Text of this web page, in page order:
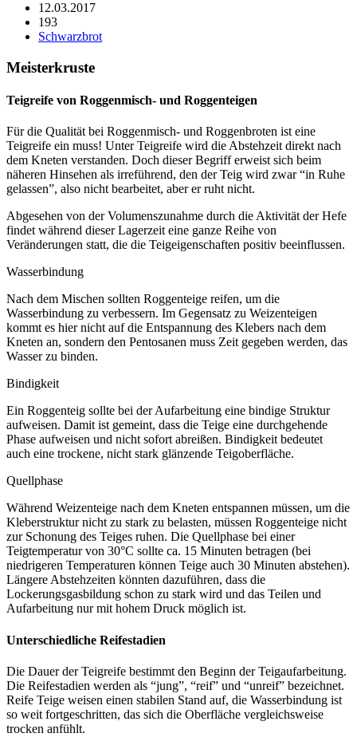
12.03.2017
193
Schwarzbrot
Meisterkruste
Teigreife von Roggenmisch- und Roggenteigen
Für die Qualität bei Roggenmisch- und Roggenbroten ist eine
Teigreife ein muss! Unter Teigreife wird die Abstehzeit direkt nach
dem Kneten verstanden. Doch dieser Begriff erweist sich beim
näheren Hinsehen als irreführend, den der Teig wird zwar “in Ruhe
gelassen”, also nicht bearbeitet, aber er ruht nicht.
Abgesehen von der Volumenszunahme durch die Aktivität der Hefe
findet während dieser Lagerzeit eine ganze Reihe von
Veränderungen statt, die die Teigeigenschaften positiv beeinflussen.
Wasserbindung
Nach dem Mischen sollten Roggenteige reifen, um die
Wasserbindung zu verbessern. Im Gegensatz zu Weizenteigen
kommt es hier nicht auf die Entspannung des Klebers nach dem
Kneten an, sondern den Pentosanen muss Zeit gegeben werden, das
Wasser zu binden.
Bindigkeit
Ein Roggenteig sollte bei der Aufarbeitung eine bindige Struktur
aufweisen. Damit ist gemeint, dass die Teige eine durchgehende
Phase aufweisen und nicht sofort abreißen. Bindigkeit bedeutet
auch eine trockene, nicht stark glänzende Teigoberfläche.
Quellphase
Während Weizenteige nach dem Kneten entspannen müssen, um die
Kleberstruktur nicht zu stark zu belasten, müssen Roggenteige nicht
zur Schonung des Teiges ruhen. Die Quellphase bei einer
Teigtemperatur von 30°C sollte ca. 15 Minuten betragen (bei
niedrigeren Temperaturen können Teige auch 30 Minuten abstehen).
Längere Abstehzeiten könnten dazuführen, dass die
Lockerungsgasbildung schon zu stark wird und das Teilen und
Aufarbeitung nur mit hohem Druck möglich ist.
Unterschiedliche Reifestadien
Die Dauer der Teigreife bestimmt den Beginn der Teigaufarbeitung.
Die Reifestadien werden als “jung”, “reif” und “unreif” bezeichnet.
Reife Teige weisen einen stabilen Stand auf, die Wasserbindung ist
so weit fortgeschritten, das sich die Oberfläche vergleichsweise
trocken anfühlt.